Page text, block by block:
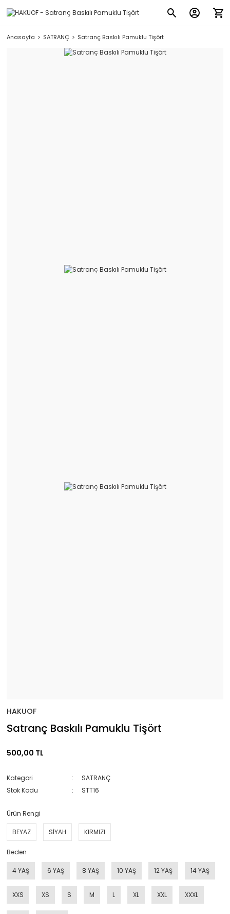
Anasayfa SATRANÇ Satranç Baskılı Pamuklu Tişört
HAKUOF
Satranç Baskılı Pamuklu Tişört
500,00 TL
Kategori
SATRANÇ
Stok Kodu
STT16
Ürün Rengi
BEYAZ SİYAH KIRMIZI
Beden
4 YAŞ 6 YAŞ 8 YAŞ 10 YAŞ 12 YAŞ 14 YAŞ
XXS XS S M L XL XXL XXXL